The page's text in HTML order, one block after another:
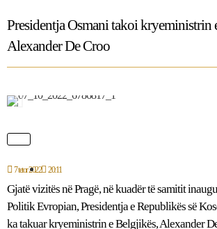
Presidentja Osmani takoi kryeministrin
Alexander De Croo
7 tetor 2022 20:11
Gjatë vizitës në Pragë, në kuadër të samitit
Politik Evropian, Presidentja e Republikës së
ka takuar kryeministrin e Belgjikës, Alexander